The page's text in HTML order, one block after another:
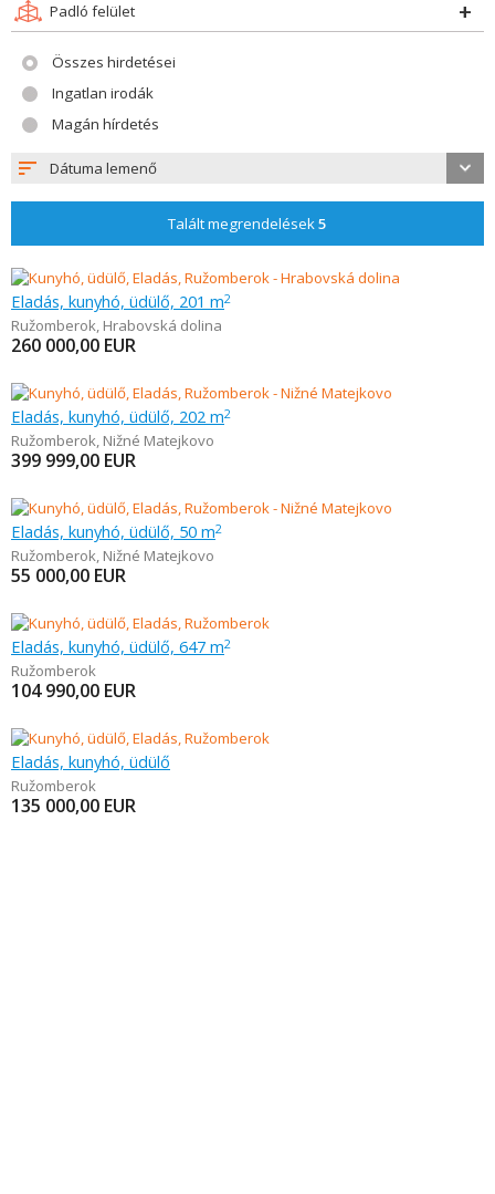
Padló felület
Összes hirdetései
Ingatlan irodák
Magán hírdetés
Dátuma lemenő
Talált megrendelések5
Eladás, kunyhó, üdülő, 201 m2
Ružomberok, Hrabovská dolina
260 000,00 EUR
Eladás, kunyhó, üdülő, 202 m2
Ružomberok, Nižné Matejkovo
399 999,00 EUR
Eladás, kunyhó, üdülő, 50 m2
Ružomberok, Nižné Matejkovo
55 000,00 EUR
Eladás, kunyhó, üdülő, 647 m2
Ružomberok
104 990,00 EUR
Eladás, kunyhó, üdülő
Ružomberok
135 000,00 EUR